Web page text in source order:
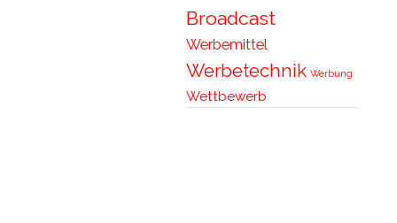
Broadcast
Werbemittel
Werbetechnik Werbung
Wettbewerb